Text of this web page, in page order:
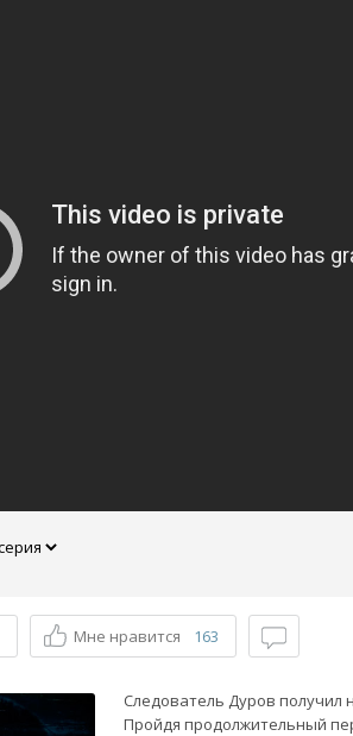
Мне нравится 163
Следователь Дуров получил
Пройдя продолжительный